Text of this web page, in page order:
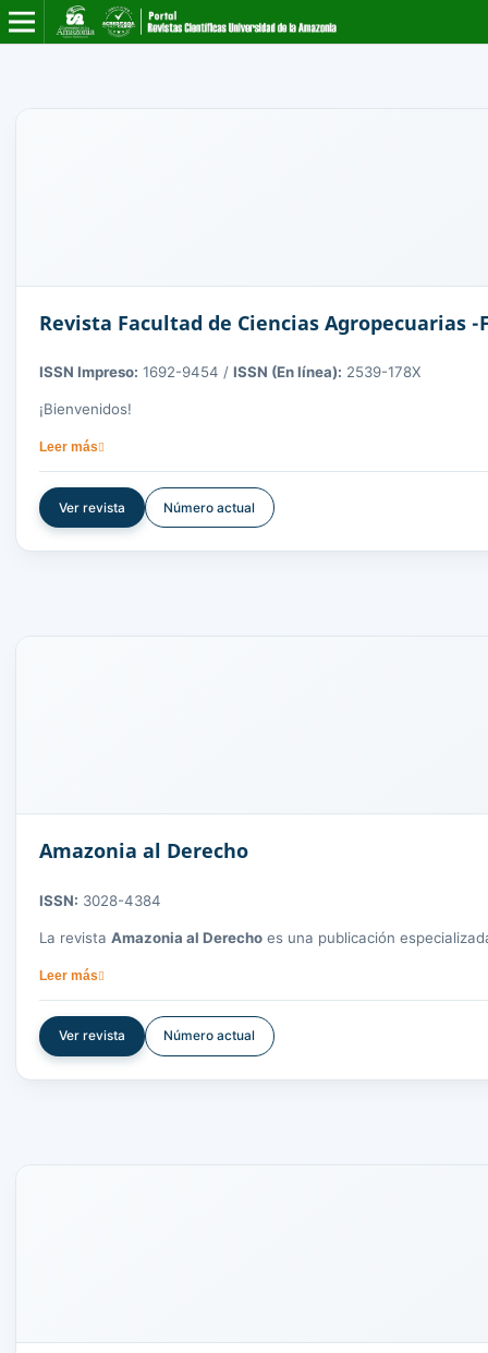
Revista Facultad de Ciencias Agropecuarias -
ISSN Impreso: 1692-9454 / ISSN (En línea): 2539-178X
¡Bienvenidos!
La revista
Los autores interesados pueden enviar sus contribuciones a
Systemde la universidad.
Leer más
Ver revista Número actual
Amazonia al Derecho
ISSN: 3028-4384
La revista Amazonia al Derecho es una publicación
Esta revista es una plataforma para académicos y
Leer más
Ver revista Número actual